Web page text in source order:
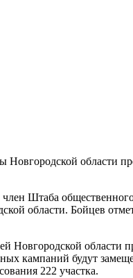
области
Штаба
области. Бойцев
Новгородской
кампаний будут
222 участка.